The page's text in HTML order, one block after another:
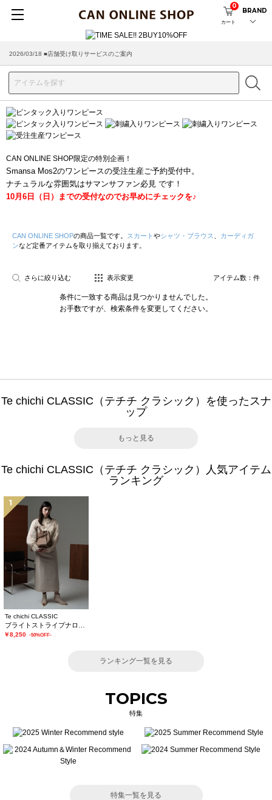
カート
0
BRAND
2026/03/18 ■店舗受け取りサービスのご案内
CAN ONLINE SHOP限定の特別企画！
Smansa Mos2のワンピースの受注生産ご予約受付中。
ナチュラルな雰囲気はサマンサファン必見 です！
10月6日（日）までの受付なのでお早めにチェックを♪
CAN ONLINE SHOPの商品一覧です。 スカート やシャツ・ブラウス
カーディガ
ンなど定番アイテムを取り揃えております。
さらに絞り込む 表示変更 アイテム数： 件
条件に一致する商品は見つかりませんでした。
お手数ですが、検索条件を変更してください。
Te chichi CLASSIC（テチチ クラシック）を使ったスナ
ップ
もっと見る
Te chichi CLASSIC（テチチ クラシック）人気アイテム
ランキング
1
Te chichi CLASSIC
￥8,250 -50%OFF-
ランキング一覧を見る
TOPICS
特集
特集一覧を見る